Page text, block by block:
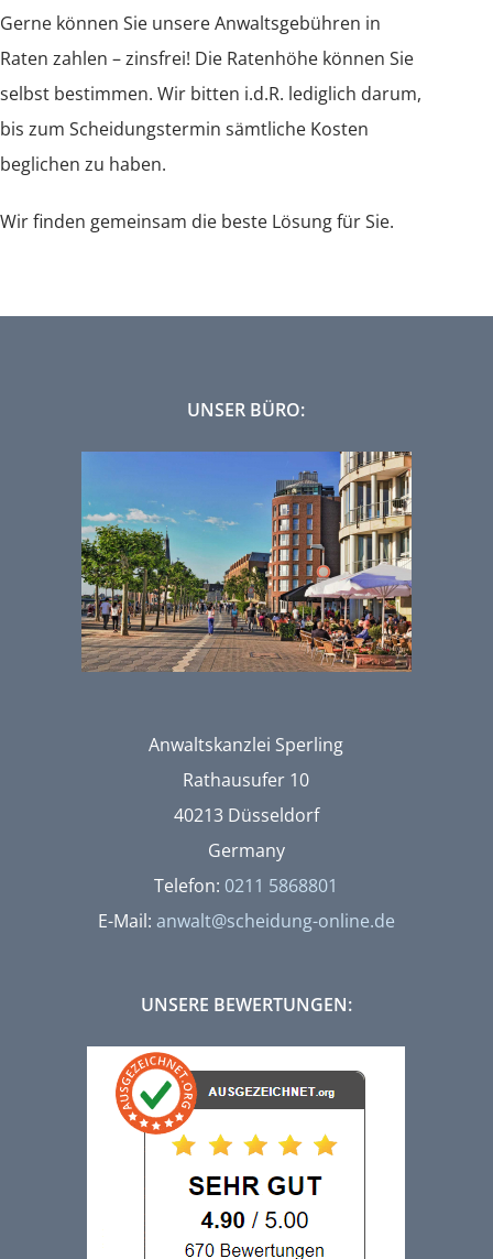
Ehewohnung
Vermögen
Steuern
Gerne können Sie unsere Anwaltsgebühren in
Raten zahlen – zinsfrei! Die Ratenhöhe können Sie
selbst bestimmen. Wir bitten i.d.R. lediglich darum,
bis zum Scheidungstermin sämtliche Kosten
beglichen zu haben.
Wir finden gemeinsam die beste Lösung für Sie.
UNSER BÜRO:
Anwaltskanzlei Sperling
Rathausufer 10
40213 Düsseldorf
Germany
Telefon: 0211 5868801
E-Mail: anwalt@scheidung-online.de
UNSERE BEWERTUNGEN: